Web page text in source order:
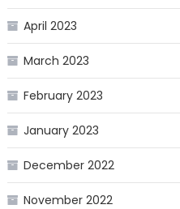
April 2023
March 2023
February 2023
January 2023
December 2022
November 2022